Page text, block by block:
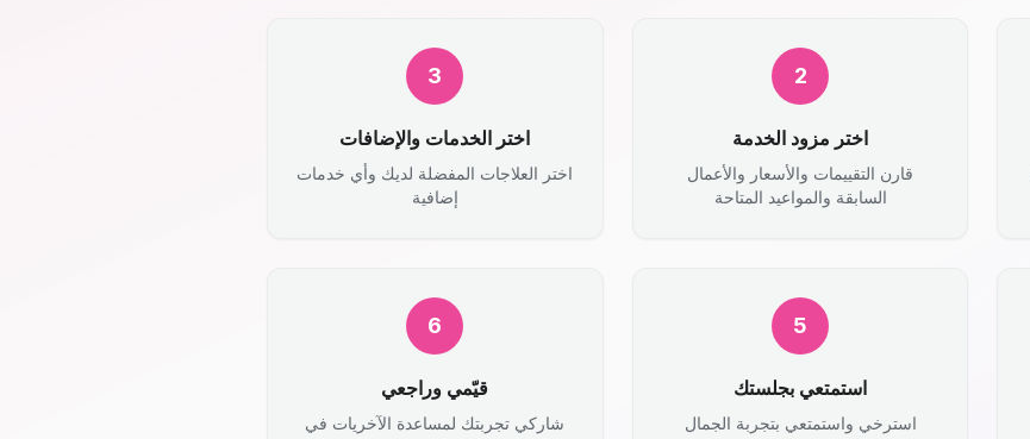
2
اختر مزود الخدمة
قارن التقييمات والأسعار والأعمال
السابقة والمواعيد المتاحة
3
اختر الخدمات والإضافات
اختر العلاجات المفضلة لديك وأي خدمات
إضافية
5
استمتعي بجلستك
استرخي واستمتعي بتجربة الجمال
6
قيّمي وراجعي
شاركي تجربتك لمساعدة الآخريات في